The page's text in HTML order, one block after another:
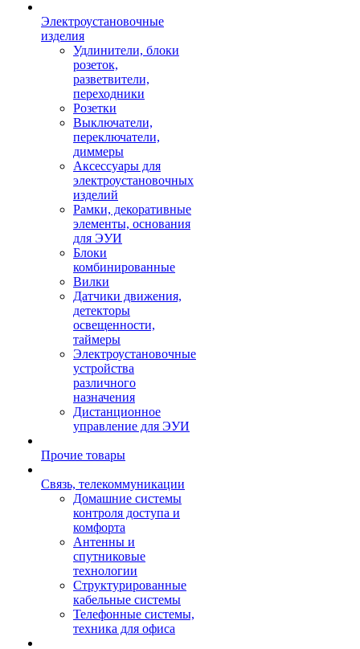
Электроустановочные
изделия
Удлинители, блоки
розеток,
разветвители,
переходники
Розетки
Выключатели,
переключатели,
диммеры
Аксессуары для
электроустановочных
изделий
Рамки, декоративные
элементы, основания
для ЭУИ
Блоки
комбинированные
Вилки
Датчики движения,
детекторы
освещенности,
таймеры
Электроустановочные
устройства
различного
назначения
Дистанционное
управление для ЭУИ
Прочие товары
Связь, телекоммуникации
Домашние системы
контроля доступа и
комфорта
Антенны и
спутниковые
технологии
Структурированные
кабельные системы
Телефонные системы,
техника для офиса